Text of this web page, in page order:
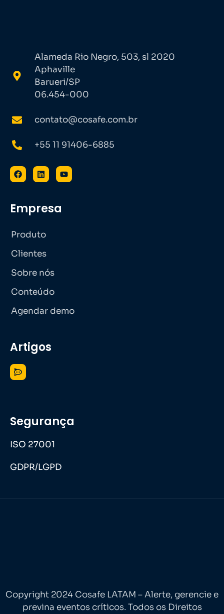
Alameda Rio Negro, 503, sl 2020
Aphaville
Barueri/SP
06.454-000
contato@cosafe.com.br
+55 11 91406-6885
Empresa
Produto
Clientes
Sobre nós
Conteúdo
Agendar demo
Artigos
Segurança
ISO 27001
GDPR/LGPD
Copyright 2024 Cosafe LATAM – Alerte, gerencie e
previna eventos críticos. Todos os Direitos